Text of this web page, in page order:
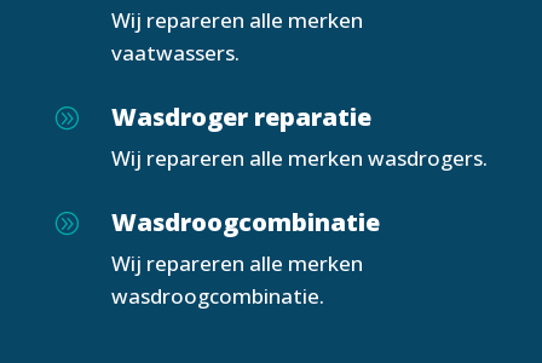
Wij repareren alle merken
vaatwassers.
A Wasdroger reparatie
Wij repareren alle merken wasdrogers.
A Wasdroogcombinatie
Wij repareren alle merken
wasdroogcombinatie.